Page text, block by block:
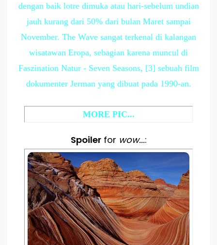
dengan baik lotre dimuka atau hari-sebelum undian
jauh kurang dari 50% dari bulan Maret sampai
November. The Wave sangat terkenal di kalangan
wisatawan Eropa, sebagian karena muncul di
Faszination Natur - Seven Seasons, [3] sebuah film
dokumenter Jerman yang dibuat pada 1990-an.
MORE PIC...
Spoilerfor wow...: